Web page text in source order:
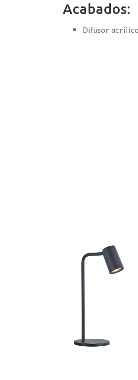
Acabados:
Difusor